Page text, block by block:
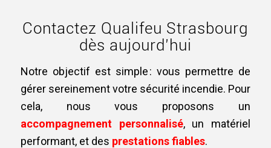
Contactez Qualifeu Strasbourg
dès aujourd’hui
Notre objectif est simple : vous permettre de
gérer sereinement votre sécurité incendie. Pour
cela, nous vous proposons un
accompagnement personnalisé, un matériel
performant, et des prestations fiables.